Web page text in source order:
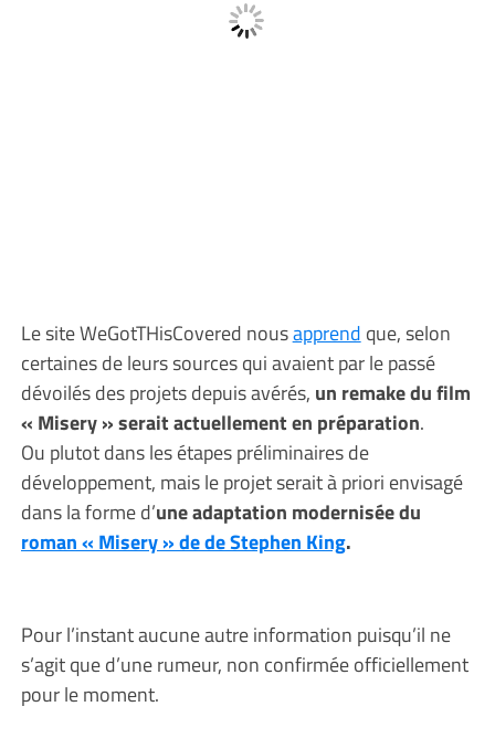
Le site WeGotTHisCovered nousapprend que, selon
certaines de leurs sources qui avaient par le passé
dévoilés des projets depuis avérés, un remake du film
« Misery » serait actuellement en préparation.
Ou plutot dans les étapes préliminaires de
développement, mais le projet serait à priori envisagé
dans la forme d’une adaptation modernisée du
roman « Misery » de de Stephen King.
Pour l’instant aucune autre information puisqu’il ne
s’agit que d’une rumeur, non confirmée officiellement
pour le moment.